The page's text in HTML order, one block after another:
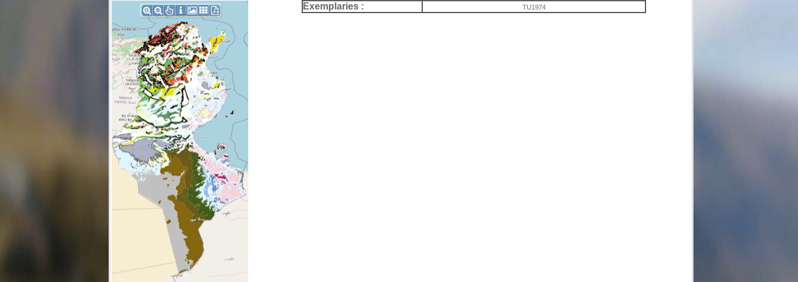
Exemplaries :
TU1974